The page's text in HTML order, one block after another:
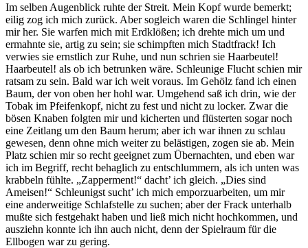
Im selben Augenblick ruhte der Streit. Mein Kopf wurde bemerkt;
eilig zog ich mich zurück. Aber sogleich waren die Schlingel hinter
mir her. Sie warfen mich mit Erdklößen; ich drehte mich um und
ermahnte sie, artig zu sein; sie schimpften mich Stadtfrack! Ich
verwies sie ernstlich zur Ruhe, und nun schrien sie Haarbeutel!
Haarbeutel! als ob ich betrunken wäre. Schleunige Flucht schien mir
ratsam zu sein. Bald war ich weit voraus. Im Gehölz fand ich einen
Baum, der von oben her hohl war. Umgehend saß ich drin, wie der
Tobak im Pfeifenkopf, nicht zu fest und nicht zu locker. Zwar die
bösen Knaben folgten mir und kicherten und flüsterten sogar noch
eine Zeitlang um den Baum herum; aber ich war ihnen zu schlau
gewesen, denn ohne mich weiter zu belästigen, zogen sie ab. Mein
Platz schien mir so recht geeignet zum Übernachten, und eben war
ich im Begriff, recht behaglich zu entschlummern, als ich unten was
krabbeln fühlte. „Zapperment!“ dacht’ ich gleich. „Dies sind
Ameisen!“ Schleunigst sucht’ ich mich emporzuarbeiten, um mir
eine anderweitige Schlafstelle zu suchen; aber der Frack unterhalb
mußte sich festgehakt haben und ließ mich nicht hochkommen, und
ausziehn konnte ich ihn auch nicht, denn der Spielraum für die
Ellbogen war zu gering.